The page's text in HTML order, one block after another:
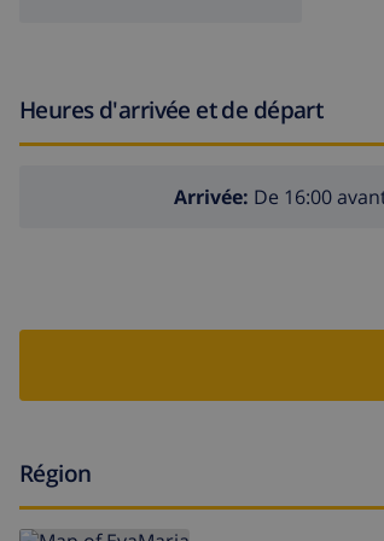
L'immeuble où se trouve le
fer et planche à repasser
service de réception et service
chauffage par air et climatisation
Heures d'arrivée et de départ
Arrivée: De 16:00
Région